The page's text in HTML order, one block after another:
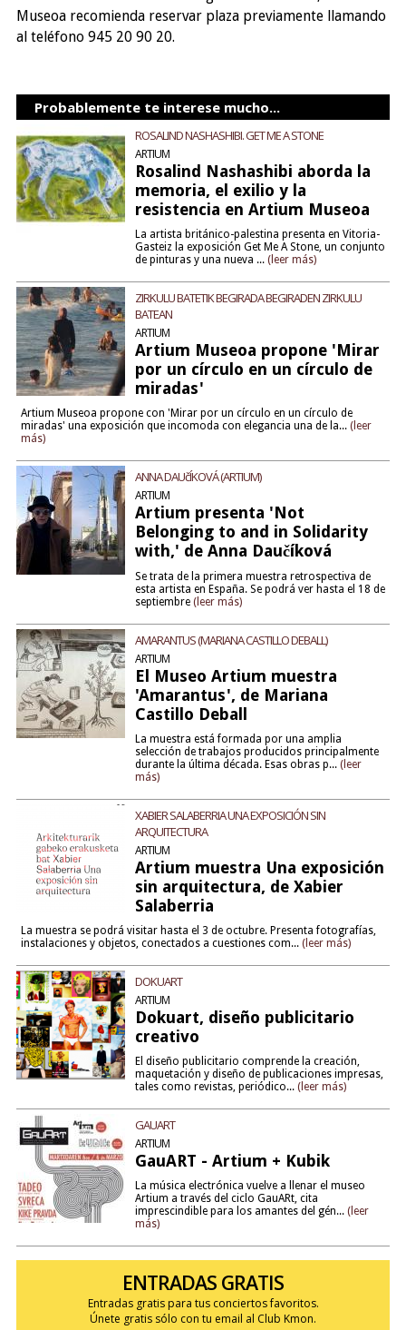
Museoa recomienda reservar plaza previamente llamando
al teléfono 945 20 90 20.
Probablemente te interese mucho...
ROSALIND NASHASHIBI. GET ME A STONE
ARTIUM
Rosalind Nashashibi aborda la
memoria, el exilio y la
resistencia en Artium Museoa
La artista británico-palestina presenta en Vitoria-
Gasteiz la exposición Get Me A Stone, un conjunto
de pinturas y una nueva ... (leer más)
ZIRKULU BATETIK BEGIRADA BEGIRADEN ZIRKULU
BATEAN
ARTIUM
Artium Museoa propone 'Mirar
por un círculo en un círculo de
miradas'
Artium Museoa propone con 'Mirar por un círculo en un círculo de
miradas' una exposición que incomoda con elegancia una de la... (leer
más)
ANNA DAUčÍKOVÁ (ARTIUM)
ARTIUM
Artium presenta 'Not
Belonging to and in Solidarity
with,' de Anna Daučíková
Se trata de la primera muestra retrospectiva de
esta artista en España. Se podrá ver hasta el 18 de
septiembre (leer más)
AMARANTUS (MARIANA CASTILLO DEBALL)
ARTIUM
El Museo Artium muestra
'Amarantus', de Mariana
Castillo Deball
La muestra está formada por una amplia
selección de trabajos producidos principalmente
durante la última década. Esas obras p... (leer
más)
XABIER SALABERRIA UNA EXPOSICIÓN SIN
ARQUITECTURA
ARTIUM
Artium muestra Una exposición
sin arquitectura, de Xabier
Salaberria
La muestra se podrá visitar hasta el 3 de octubre. Presenta fotografías,
instalaciones y objetos, conectados a cuestiones com... (leer más)
DOKUART
ARTIUM
Dokuart, diseño publicitario
creativo
El diseño publicitario comprende la creación,
maquetación y diseño de publicaciones impresas,
tales como revistas, periódico... (leer más)
GAUART
ARTIUM
GauART - Artium + Kubik
La música electrónica vuelve a llenar el museo
Artium a través del ciclo GauARt, cita
imprescindible para los amantes del gén... (leer
más)
ENTRADAS GRATIS
Entradas gratis para tus conciertos favoritos.
Únete gratis sólo con tu email al Club Kmon.